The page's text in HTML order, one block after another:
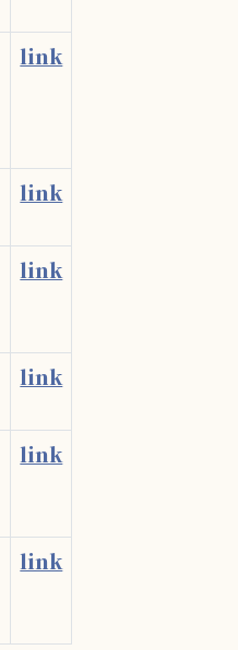
link
link
link
link
link
link